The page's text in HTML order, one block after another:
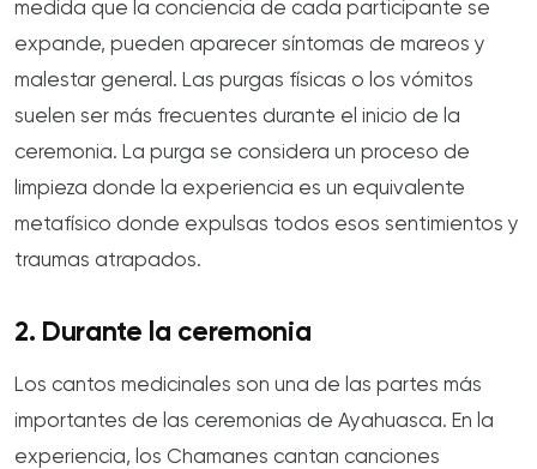
medida que la conciencia de cada participante se
expande, pueden aparecer síntomas de mareos y
malestar general. Las purgas físicas o los vómitos
suelen ser más frecuentes durante el inicio de la
ceremonia. La purga se considera un proceso de
limpieza donde la experiencia es un equivalente
metafísico donde expulsas todos esos sentimientos y
traumas atrapados.
2. Durante la ceremonia
Los cantos medicinales son una de las partes más
importantes de las ceremonias de Ayahuasca. En la
experiencia, los Chamanes cantan canciones